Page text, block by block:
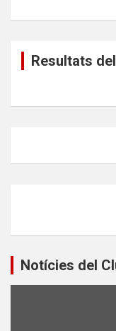
Resultats
Notícies del